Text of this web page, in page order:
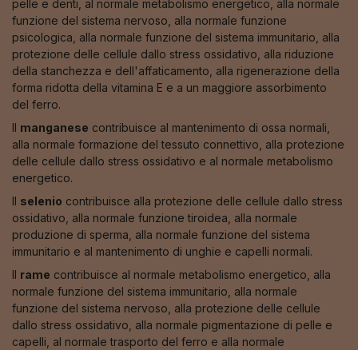
pelle e denti, al normale metabolismo energetico, alla normale
funzione del sistema nervoso, alla normale funzione
psicologica, alla normale funzione del sistema immunitario, alla
protezione delle cellule dallo stress ossidativo, alla riduzione
della stanchezza e dell'affaticamento, alla rigenerazione della
forma ridotta della vitamina E e a un maggiore assorbimento
del ferro.
Il manganese contribuisce al mantenimento di ossa normali,
alla normale formazione del tessuto connettivo, alla protezione
delle cellule dallo stress ossidativo e al normale metabolismo
energetico.
Il selenio contribuisce alla protezione delle cellule dallo stress
ossidativo, alla normale funzione tiroidea, alla normale
produzione di sperma, alla normale funzione del sistema
immunitario e al mantenimento di unghie e capelli normali.
Il rame contribuisce al normale metabolismo energetico, alla
normale funzione del sistema immunitario, alla normale
funzione del sistema nervoso, alla protezione delle cellule
dallo stress ossidativo, alla normale pigmentazione di pelle e
capelli, al normale trasporto del ferro e alla normale